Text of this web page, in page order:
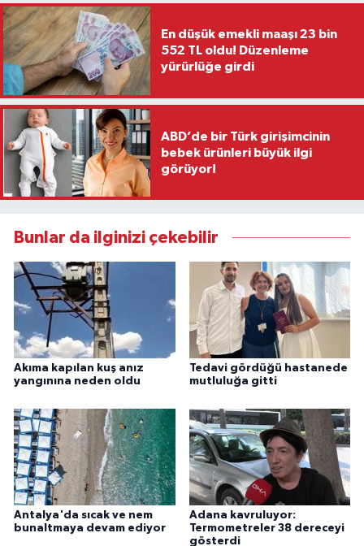
En düşük emekli maaşı 23 bin
552 TL oldu! Düzenleme
yürürlüğe girdi
ABD’de bir Türk girişimcinin
bebek ürünleri büyük ilgi
görüyor!
Bunlar da ilginizi çekebilir
Akıma kapılan kuş anız
yangınına neden oldu
Tedavi gördüğü hastanede
mutluluğa gitti
Antalya'da sıcak ve nem
bunaltmaya devam ediyor
Adana kavruluyor:
Termometreler 38 dereceyi
gösterdi